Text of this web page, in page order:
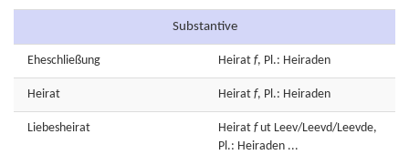
Substantive
Eheschließung Heirat f, Pl.: Heiraden
Heirat Heirat f, Pl.: Heiraden
Liebesheirat Heirat fut Leev/Leevd/Leevde,
Pl.: Heiraden ...